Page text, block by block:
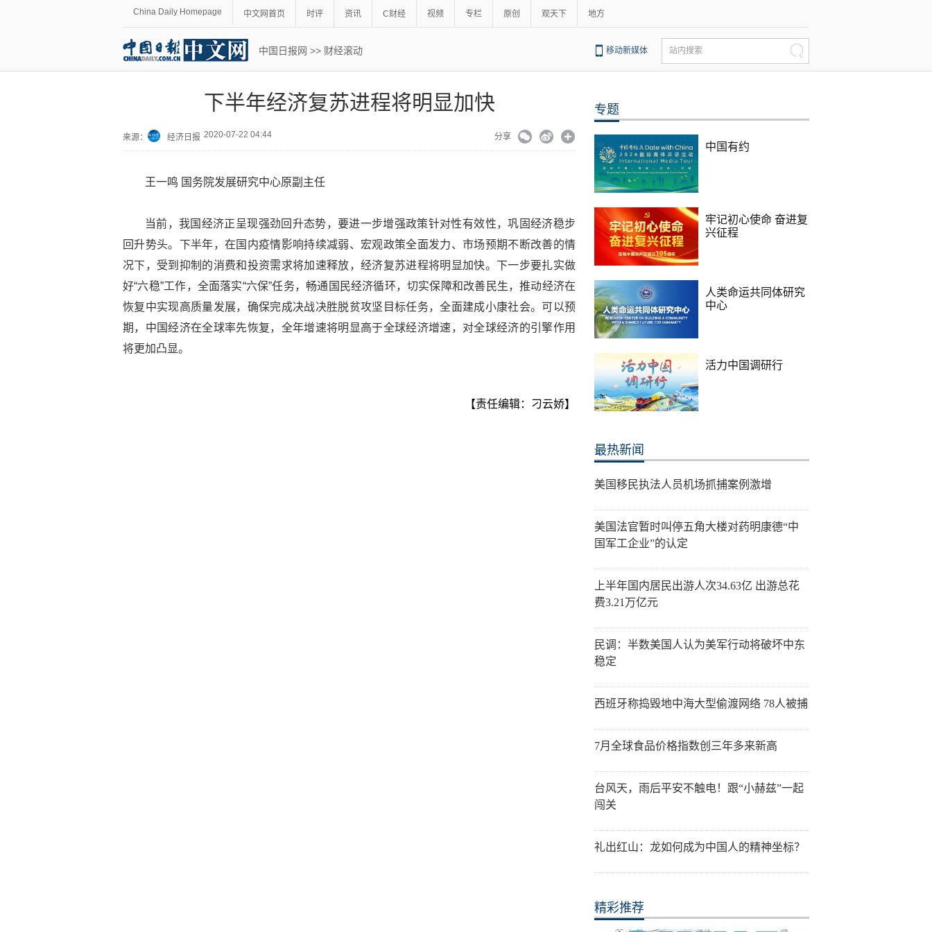
China Daily Homepage 中文网首页 时评 资讯 C财经 视频 专栏 原创 观天下 地方
中国日报网 >> 财经滚动 移动新媒体 站内搜索
下半年经济复苏进程将明显加快
来源： 经济日报 2020-07-22 04:44 分享
王一鸣 国务院发展研究中心原副主任
当前，我国经济正呈现强劲回升态势，要进一步增强政策针对性有效性，巩固经济稳步
回升势头。下半年，在国内疫情影响持续减弱、宏观政策全面发力、市场预期不断改善的情
况下，受到抑制的消费和投资需求将加速释放，经济复苏进程将明显加快。下一步要扎实做
好“六稳”工作，全面落实“六保”任务，畅通国民经济循环，切实保障和改善民生，推动经济在
恢复中实现高质量发展，确保完成决战决胜脱贫攻坚目标任务，全面建成小康社会。可以预
期，中国经济在全球率先恢复，全年增速将明显高于全球经济增速，对全球经济的引擎作用
将更加凸显。
【责任编辑：刁云娇】
专题
中国有约
牢记初心使命 奋进复
兴征程
人类命运共同体研究
中心
活力中国调研行
最热新闻
美国移民执法人员机场抓捕案例激增
美国法官暂时叫停五角大楼对药明康德“中
国军工企业”的认定
上半年国内居民出游人次34.63亿 出游总花
费3.21万亿元
民调：半数美国人认为美军行动将破坏中东
稳定
西班牙称捣毁地中海大型偷渡网络 78人被捕
7月全球食品价格指数创三年多来新高
台风天，雨后平安不触电！跟“小赫兹”一起
闯关
礼出红山：龙如何成为中国人的精神坐标？
精彩推荐